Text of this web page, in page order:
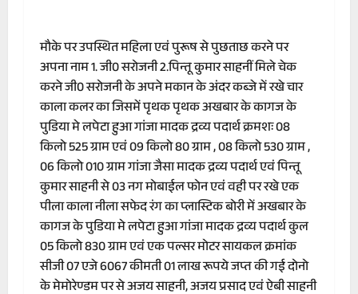
मौके पर उपस्थित महिला एवं पुरूष से पुछताछ करने पर
अपना नाम 1. जी0 सरोजनी 2.पिन्तू कुमार साहनीं मिले चेक
करने जी0 सरोजनी के अपने मकान के अंदर कब्जे में रखे चार
काला कलर का जिसमें पृथक पृथक अखबार के कागज के
पुडिया मे लपेटा हुआ गांजा मादक द्रव्य पदार्थ क्रमशः 08
किलो 525 ग्राम एवं 09 किलो 80 ग्राम , 08 किलो 530 ग्राम ,
06 किलो 010 ग्राम गांजा जैसा मादक द्रव्य पदार्थ एवं पिन्तू
कुमार साहनी से 03 नग मोबाईल फोन एवं वही पर रखे एक
पीला काला नीला सफेद रंग का प्लास्टिक बोरी में अखबार के
कागज के पुडिया मे लपेटा हुआ गांजा मादक द्रव्य पदार्थ कुल
05 किलो 830 ग्राम एवं एक पल्सर मोटर सायकल क्रमांक
सीजी 07 एजे 6067 कीमती 01 लाख रूपये जप्त की गई दोनो
के मेमोरेण्डम पर से अजय साहनी, अजय प्रसाद एवं ऐबी साहनी